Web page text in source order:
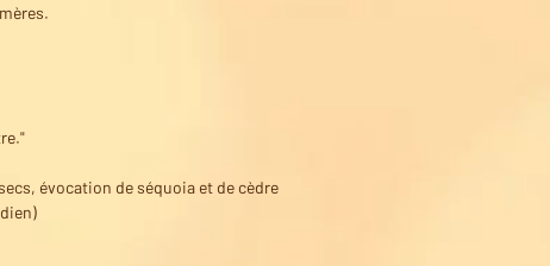
évocation de séquoia et de cèdre